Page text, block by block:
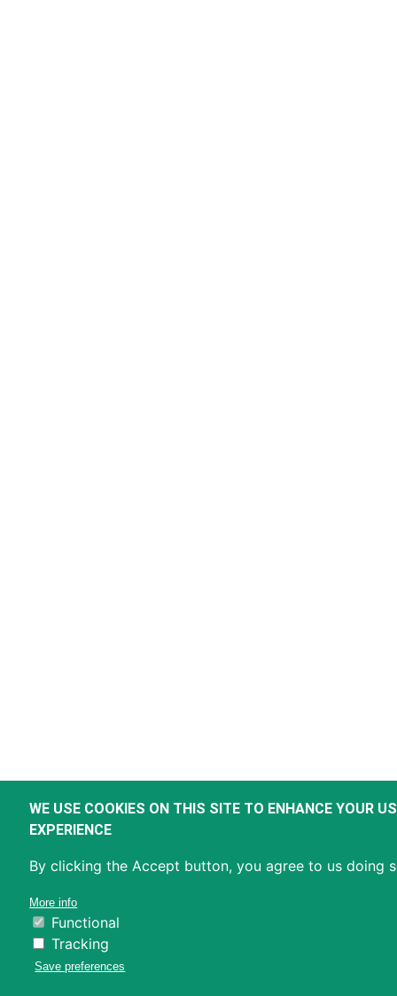
WE USE COOKIES ON THIS SITE TO ENHANCE YOUR
EXPERIENCE
By clicking the Accept button, you agree to us doing
More info
Functional
Tracking
Save preferences